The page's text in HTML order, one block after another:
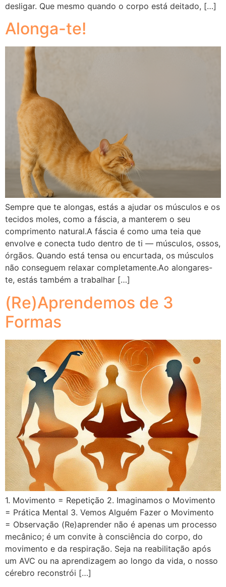
desligar. Que mesmo quando o corpo está deitado, […]
Alonga-te!
Sempre que te alongas, estás a ajudar os músculos e os
tecidos moles, como a fáscia, a manterem o seu
comprimento natural.A fáscia é como uma teia que
envolve e conecta tudo dentro de ti — músculos, ossos,
órgãos. Quando está tensa ou encurtada, os músculos
não conseguem relaxar completamente.Ao alongares-
te, estás também a trabalhar […]
(Re)Aprendemos de 3
Formas
1. Movimento = Repetição 2. Imaginamos o Movimento
= Prática Mental 3. Vemos Alguém Fazer o Movimento
= Observação (Re)aprender não é apenas um processo
mecânico; é um convite à consciência do corpo, do
movimento e da respiração. Seja na reabilitação após
um AVC ou na aprendizagem ao longo da vida, o nosso
cérebro reconstrói […]